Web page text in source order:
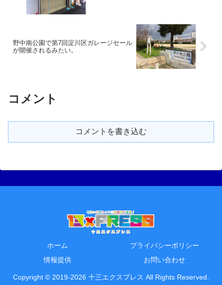
野中南公園で第7回淀川区ガレージセール
が開催されるみたい。
コメント
コメントを書き込む
ホーム
プライバシーポリシー
情報提供
お問い合わせ
Copyright © 2019-2026 十三エクスプレス All Rights Reserved.